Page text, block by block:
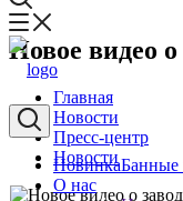
НовинкаБанные
О нас
Новое видео
Главная
Новости
Пресс-центр
Новости